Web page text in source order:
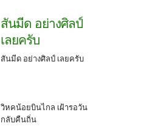
สันมีด อย่างศิลป์
เลยครับ
สันมีด อย่างศิลป์ เลยครับ
วิหคน้อยบินไกล เฝ้ารอวัน
กลับคืนถิ่น